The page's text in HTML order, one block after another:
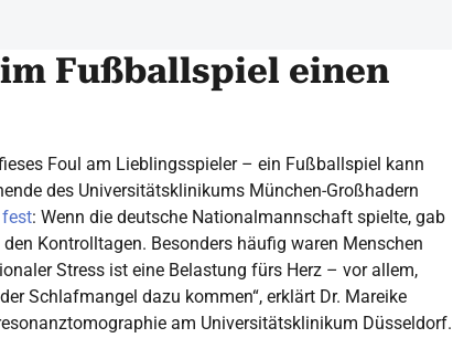
Fußballspiel einen
Foul am Lieblingsspieler – ein Fußballspiel kann
des Universitätsklinikums München-Großhadern
: Wenn die deutsche Nationalmannschaft spielte, gab
Kontrolltagen. Besonders häufig waren Menschen
Stress ist eine Belastung fürs Herz – vor allem,
Schlafmangel dazu kommen“, erklärt Dr. Mareike
am Universitätsklinikum Düsseldorf.